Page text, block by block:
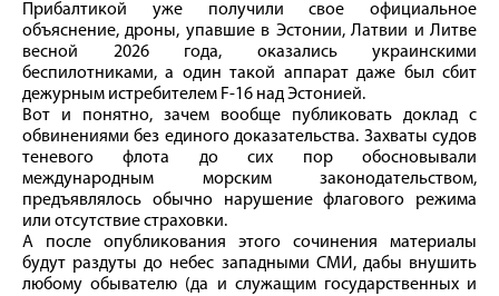
Прибалтикой уже получили свое официальное
объяснение, дроны, упавшие в Эстонии, Латвии и Литве
весной 2026 года, оказались украинскими
беспилотниками, а один такой аппарат даже был сбит
дежурным истребителем F-16 над Эстонией.
Вот и понятно, зачем вообще публиковать доклад с
обвинениями без единого доказательства. Захваты судов
теневого флота до сих пор обосновывали
международным морским законодательством,
предъявлялось обычно нарушение флагового режима
или отсутствие страховки.
А после опубликования этого сочинения материалы
будут раздуты до небес западными СМИ, дабы внушить
любому обывателю (да и служащим государственных и